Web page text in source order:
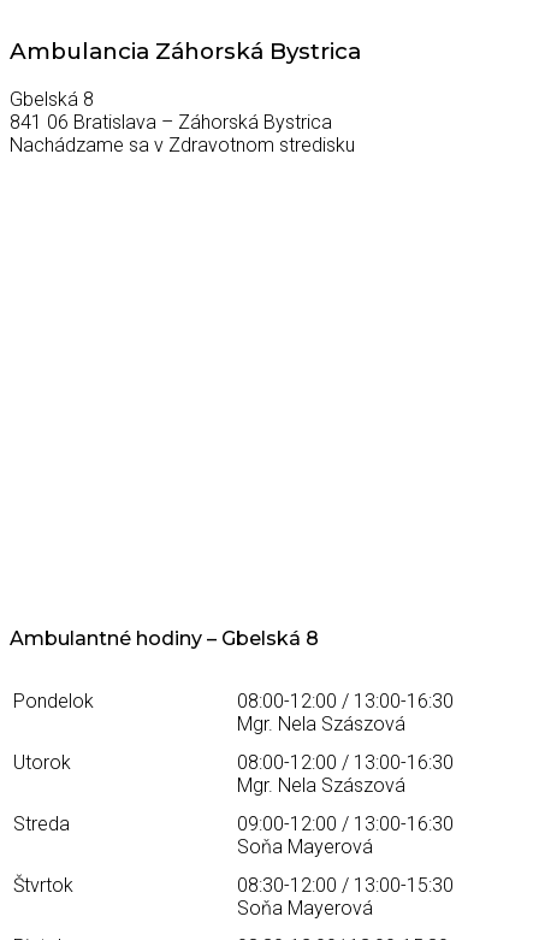
Ambulancia Záhorská Bystrica
Gbelská 8
841 06 Bratislava – Záhorská Bystrica
Nachádzame sa v Zdravotnom stredisku
Ambulantné hodiny – Gbelská 8
Pondelok
08:00-12:00 / 13:00-16:30
Mgr. Nela Szászová
Utorok
08:00-12:00 / 13:00-16:30
Mgr. Nela Szászová
Streda
09:00-12:00 / 13:00-16:30
Soňa Mayerová
Štvrtok
08:30-12:00 / 13:00-15:30
Soňa Mayerová